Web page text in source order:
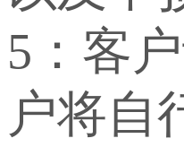
5：客
户将自